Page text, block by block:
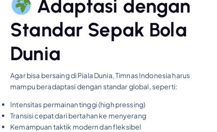
Adaptasi dengan
Standar Sepak Bola
Dunia
Agar bisa bersaing di Piala Dunia, Timnas Indonesia harus
mampu beradaptasi dengan standar global, seperti:
Intensitas permainan tinggi (high pressing)
Transisi cepat dari bertahan ke menyerang
Kemampuan taktik modern dan fleksibel